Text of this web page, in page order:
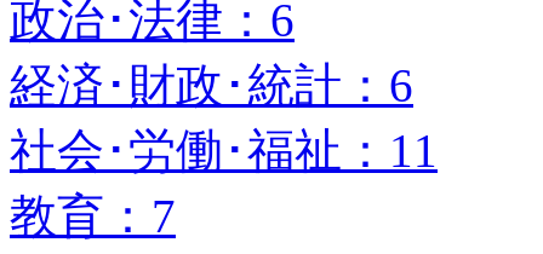
政治･法律：6
経済･財政･統計：6
社会･労働･福祉：11
教育：7